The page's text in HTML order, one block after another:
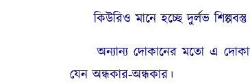
কিউরিও মানে হচ্ছে দুর্লভ
অন্যান্য দোকানের মতো এ
যেন অন্ধকার-অন্ধকার।